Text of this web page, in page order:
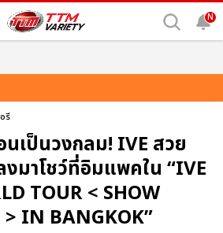
N
รี
เป็นวงกลม! IVE สวย
งมาโชว์ที่อิมแพคใน “IVE
TOUR < SHOW
IN BANGKOK”